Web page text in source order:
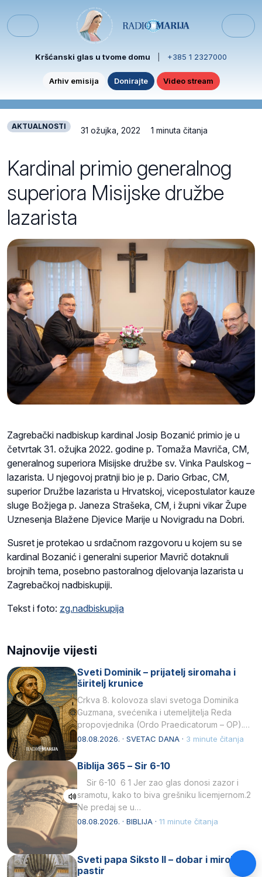
Menu
Kršćanski glas u tvome domu +385 1 2327000
Arhiv emisija Donirajte Video stream
AKTUALNOSTI 31 ožujka, 2022 1 minuta čitanja
Kardinal primio generalnog
superiora Misijske družbe
lazarista
Zagrebački nadbiskup kardinal Josip Bozanić primio je u
četvrtak 31. ožujka 2022. godine p. Tomaža Mavriča, CM,
generalnog superiora Misijske družbe sv. Vinka Paulskog –
lazarista. U njegovoj pratnji bio je p. Dario Grbac, CM,
superior Družbe lazarista u Hrvatskoj, vicepostulator kauze
sluge Božjega p. Janeza Strašeka, CM, i župni vikar Župe
Uznesenja Blažene Djevice Marije u Novigradu na Dobri.
Susret je protekao u srdačnom razgovoru u kojem su se
kardinal Bozanić i generalni superior Mavrič dotaknuli
brojnih tema, posebno pastoralnog djelovanja lazarista u
Zagrebačkoj nadbiskupiji.
Tekst i foto: zg.nadbiskupija
Najnovije vijesti
Sveti Dominik – prijatelj siromaha i
širitelj krunice
Crkva 8. kolovoza slavi svetoga Dominika
Guzmana, svećenika i utemeljitelja Reda
propovjednika (Ordo Praedicatorum – OP).
Svojim životom, dubokom ljubavlju prema
08.08.2026. · SVETAC DANA · 3 minute čitanja
Biblija 365 – Sir 6-10
Sir 6-10 6 1 Jer zao glas donosi zazor i
sramotu, kako to biva grešniku licemjernom.2
Ne predaj se u…
08.08.2026. · BIBLIJA · 11 minute čitanja
Sveti papa Siksto II – dobar i miroljubiv
pastir